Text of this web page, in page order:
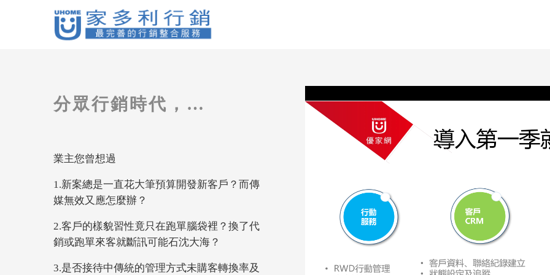
分眾行銷時代，下一波廣告誰主導？
業主您曾想過
1.新案總是一直花大筆預算開發新客戶？而傳
媒無效又應怎麼辦？
2.客戶的樣貌習性竟只在跑單腦袋裡？換了代
銷或跑單來客就斷訊可能石沈大海？
3.是否接待中傳統的管理方式未購客轉換率及